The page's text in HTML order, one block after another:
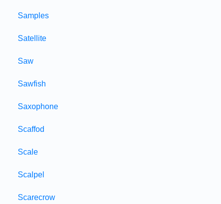
Samples
Satellite
Saw
Sawfish
Saxophone
Scaffod
Scale
Scalpel
Scarecrow